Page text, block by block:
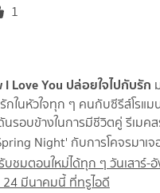
1
Love You ปล่อยใจไปกับรัก
กในหัวใจทุก ๆ คนกับซีรีส์โร
รอบข้างในการมีชีวิตคู่ รีเมคส
Night' กับการโคจรมาเ
ชมตอนใหม่ได้ทุก ๆ วันเสาร์-
24 มีนาคมนี้ ที่ทรูไอดี